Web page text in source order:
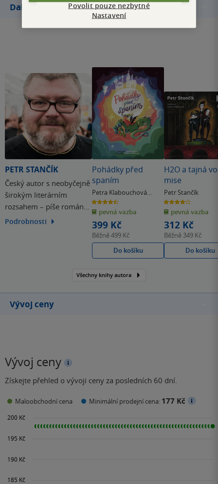
Další knihy autora
PETR STANČÍK
Český autor s neobyčejně
širokým literárním
rozsahem – píše romány,
poezii, eseje, dramatické
tvorbou, která se nebojí
fantazie, historie,…
Podrobnosti
Pohádky před
spaním
Petra Klabouchová
& další
4.5
z
5
hvězdiček
pevná vazba
399 Kč
Běžně499 Kč
Do košíku
H2O a tajná
mise
Petr Stančík
3.9
z
5
hvězdiček
pevná vazba
312 Kč
Běžně 349 Kč
Do košíku
Všechny knihy autora
Vývoj ceny
Vývoj ceny
Získejte přehled o vývoji ceny za posledních 60 dní.
Maloobchodní cena Minimální prodejní cena: 177 Kč
Povolit pouze nezbytné
Nastavení